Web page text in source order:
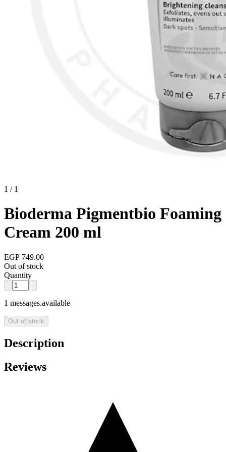
1 / 1
Bioderma Pigmentbio Foaming
Cream 200 ml
EGP 749.00
Out of stock
Quantity
1 messages.available
Out of stock
Description
Reviews